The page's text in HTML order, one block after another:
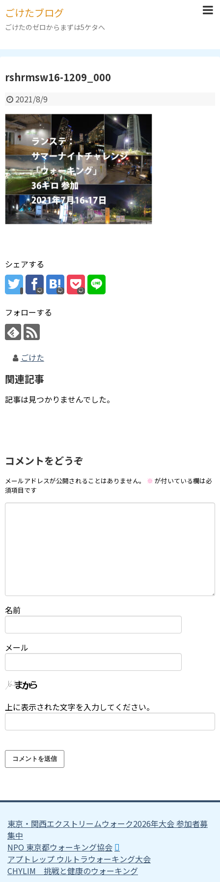
ごけたブログ
ごけたのゼロからまずは5ケタへ
rshrmsw16-1209_000
2021/8/9
シェアする
フォローする
ごけた
関連記事
記事は見つかりませんでした。
コメントをどうぞ
メールアドレスが公開されることはありません。 ※ が付いている欄は必
須項目です
名前
メール
上に表示された文字を入力してください。
東京・関西エクストリームウォーク2026年大会 参加者募
集中
NPO 東京都ウォーキング協会
アプトレップ ウルトラウォーキング大会
CHYLIM 挑戦と健康のウォーキング